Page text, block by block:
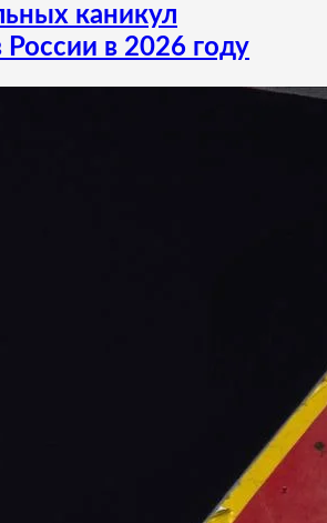
каникул
России в 2026 году